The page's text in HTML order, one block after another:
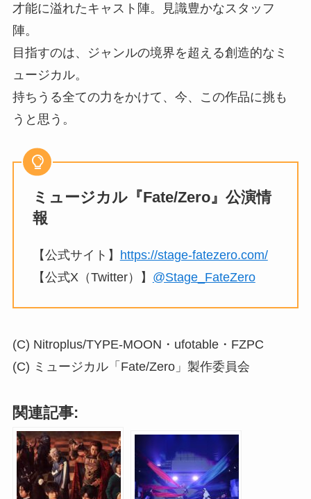
才能に溢れたキャスト陣。見識豊かなスタッフ
陣。
目指すのは、ジャンルの境界を超える創造的なミ
ュージカル。
持ちうる全ての力をかけて、今、この作品に挑も
うと思う。
ミュージカル『Fate/Zero』公演情
報
【公式サイト】 https://stage-fatezero.com/
【公式X（Twitter）】 @Stage_FateZero
(C) Nitroplus/TYPE-MOON・ufotable・FZPC
(C) ミュージカル「Fate/Zero」製作委員会
関連記事: